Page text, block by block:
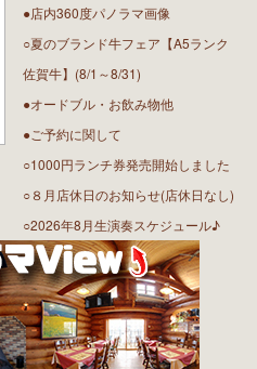
●店内360度パノラマ画像
○夏のブランド牛フェア【A5ランク
佐賀牛】(8/1～8/31)
●オードブル・お飲み物他
●ご予約に関して
○1000円ランチ券発売開始しました
○８月店休日のお知らせ(店休日なし)
○2026年8月生演奏スケジュール♪